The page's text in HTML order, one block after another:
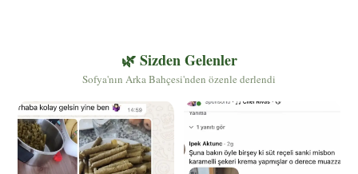
🌿 Sizden Gelenler
Sofya'nın Arka Bahçesi'nden özenle derlendi